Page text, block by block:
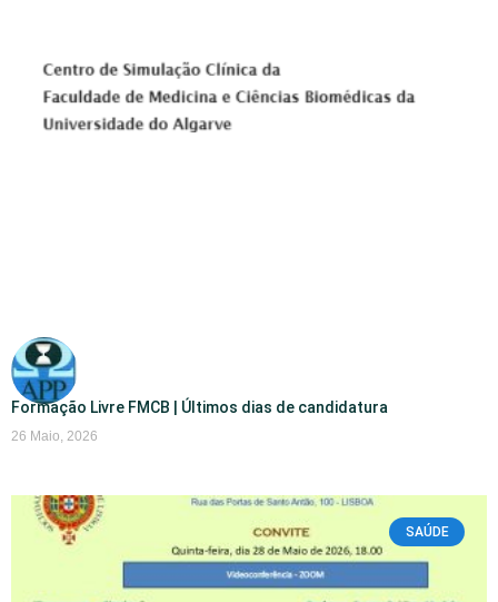
Formação Livre FMCB | Últimos dias de candidatura
26 Maio, 2026
SAÚDE